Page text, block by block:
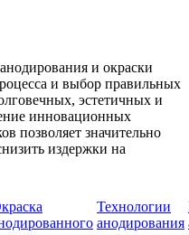
и окраски
и выбор правильных
эстетичных и
инновационных
позволяет значительно
издержки на
Технологии
анодирования